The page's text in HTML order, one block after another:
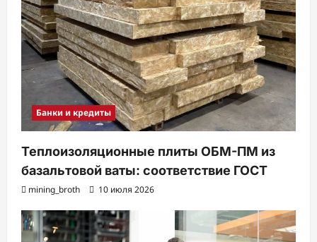
Банки и кредиты
Теплоизоляционные плиты ОБМ-ПМ из
базальтовой ваты: соответствие ГОСТ
mining_broth 10 июля 2026